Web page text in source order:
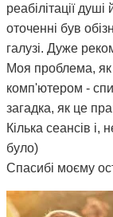
реабілітації
оточенні був
галузі. Дуже
Моя проблема, як
комп'ютером -
загадка, як це
Кілька сеансів
було)
Спасибі моєму